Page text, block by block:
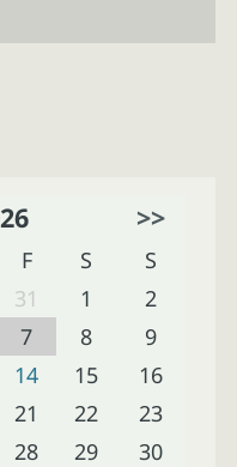
>>
F S
S
31 1
2
7 8
9
14 15
16
21 22
23
28 29
30